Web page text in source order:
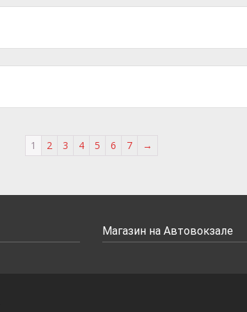
1 2 3 4 5 6 7 →
Магазин на Автовокзале